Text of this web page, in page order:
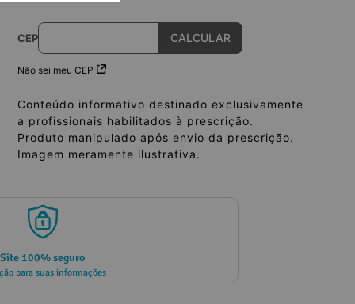
CEP
Não sei meu CEP
Conteúdo informativo destinado exclusivamente
a profissionais habilitados à prescrição.
Produto manipulado após envio da prescrição.
Imagem meramente ilustrativa.
Site 100% seguro
para suas informações